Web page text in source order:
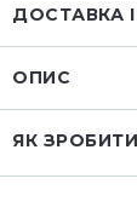
ДОСТАВКА
ОПИС
ЯК